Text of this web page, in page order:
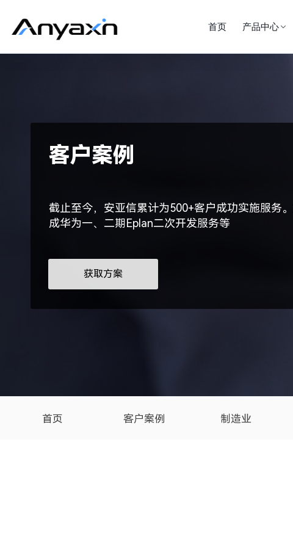
客户案例
截止至今，安亚信累计为500+客户成功实施服务。
成华为一、二期Eplan二次开发服务等
获取方案
首页 客户案例 制造业
首页 产品中心